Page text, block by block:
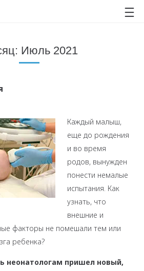
Июль 2021
Каждый малыш,
еще до рождения
и во время
родов, вынужден
понести немалые
испытания. Как
узнать, что
внешние и
факторы не помешали тем или
ребенка?
неонатологам пришел новый,